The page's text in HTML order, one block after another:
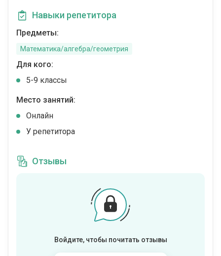
Навыки репетитора
Предметы:
Математика/алгебра/геометрия
Для кого:
5-9 классы
Место занятий:
Онлайн
У репетитора
Отзывы
Войдите, чтобы почитать отзывы